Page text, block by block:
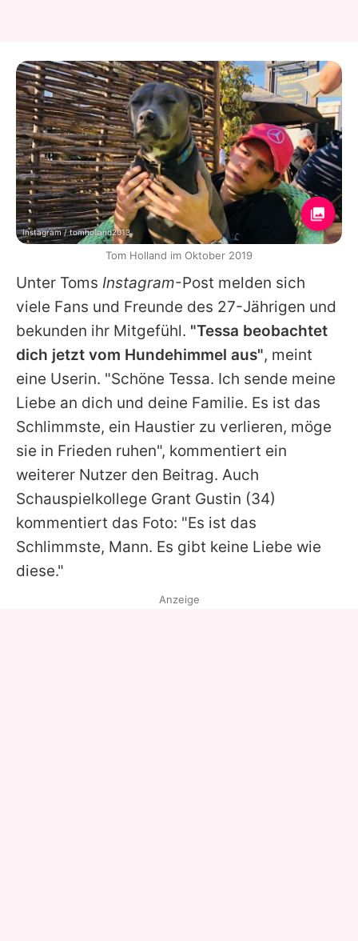
Unter Toms Instagram-Post melden sich
viele Fans und Freunde des 27-Jährigen und
bekunden ihr Mitgefühl. "Tessa beobachtet
dich jetzt vom Hundehimmel aus", meint
eine Userin. "Schöne Tessa. Ich sende meine
Liebe an dich und deine Familie. Es ist das
Schlimmste, ein Haustier zu verlieren, möge
sie in Frieden ruhen", kommentiert ein
weiterer Nutzer den Beitrag. Auch
Schauspielkollege Grant Gustin (34)
kommentiert das Foto: "Es ist das
Schlimmste, Mann. Es gibt keine Liebe wie
diese."
Instagram / tomholland2013
Tom Holland im Oktober 2019
Anzeige